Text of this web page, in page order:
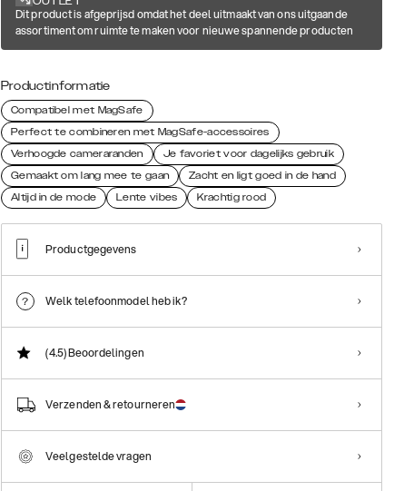
Dit product is afgeprijsd omdat het deel uitmaakt van ons uitgaande
assortiment om ruimte te maken voor nieuwe spannende producten
Productinformatie
Compatibel met MagSafe
Perfect te combineren met MagSafe-accessoires
Verhoogde cameraranden
Je favoriet voor dagelijks gebruik
Gemaakt om lang mee te gaan
Zacht en ligt goed in de hand
Altijd in de mode
Lente vibes Krachtig rood
Productgegevens
Welk telefoonmodel heb ik?
(4.5)Beoordelingen
Verzenden & retourneren
Veelgestelde vragen